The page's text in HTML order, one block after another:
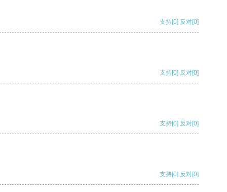
支持[0] 反对[0]
支持[0] 反对[0]
支持[0] 反对[0]
支持[0] 反对[0]